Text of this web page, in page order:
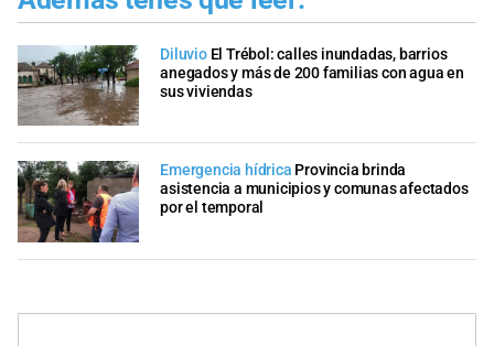
Diluvio El Trébol: calles inundadas, barrios
anegados y más de 200 familias con agua en
sus viviendas
Emergencia hídrica Provincia brinda
asistencia a municipios y comunas afectados
por el temporal